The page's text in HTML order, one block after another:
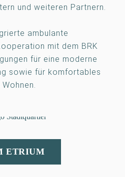
und weiteren Partnern.
ambulante
mit dem BRK
für eine moderne
sowie für komfortables
ETRIUM